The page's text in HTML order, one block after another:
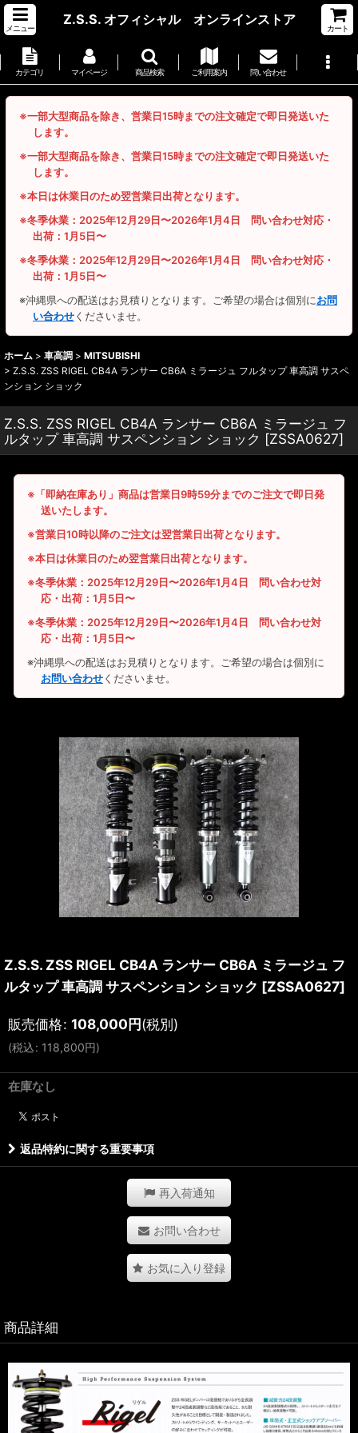
メニュー
Z.S.S. オフィシャル オンラインストア
カート
カテゴリ マイページ 商品検索 ご利用案内 問い合わせ
※一部大型商品を除き、営業日15時までの注文確定で即日発送いた
します。
※一部大型商品を除き、営業日15時までの注文確定で即日発送いた
します。
※本日は休業日のため翌営業日出荷となります。
※冬季休業：2025年12月29日〜2026年1月4日 問い合わせ対応・
出荷：1月5日〜
※冬季休業：2025年12月29日〜2026年1月4日 問い合わせ対応・
出荷：1月5日〜
※沖縄県への配送はお見積りとなります。ご希望の場合は個別にお問
い合わせくださいませ。
ホーム > 車高調 > MITSUBISHI
> Z.S.S. ZSS RIGEL CB4A ランサー CB6A ミラージュ フルタップ 車高調 サスペ
ンション ショック
Z.S.S. ZSS RIGEL CB4A ランサー CB6A ミラージュ フ
ルタップ 車高調 サスペンション ショック [ZSSA0627]
※「即納在庫あり」商品は営業日9時59分までのご注文で即日発
送いたします。
※営業日10時以降のご注文は翌営業日出荷となります。
※本日は休業日のため翌営業日出荷となります。
※冬季休業：2025年12月29日〜2026年1月4日 問い合わせ対
応・出荷：1月5日〜
※冬季休業：2025年12月29日〜2026年1月4日 問い合わせ対
応・出荷：1月5日〜
※沖縄県への配送はお見積りとなります。ご希望の場合は個別に
お問い合わせくださいませ。
Z.S.S. ZSS RIGEL CB4A ランサー CB6A ミラージュ フ
ルタップ 車高調 サスペンション ショック [ZSSA0627]
販売価格: 108,000円(税別)
(税込: 118,800円)
在庫なし
返品特約に関する重要事項
再入荷通知
お問い合わせ
お気に入り登録
商品詳細